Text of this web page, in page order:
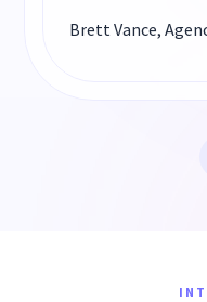
Brett Vance,